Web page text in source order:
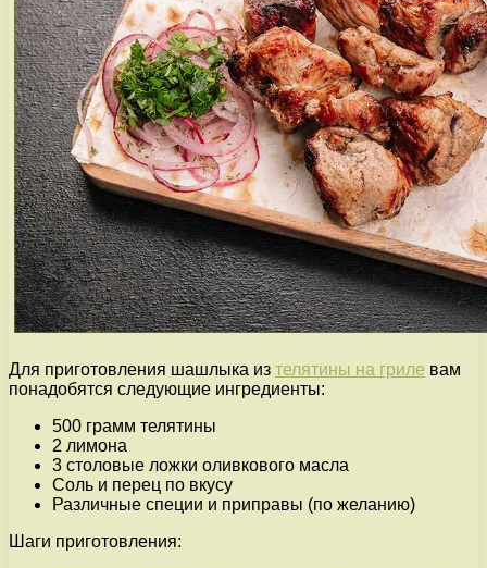
Для приготовления шашлыка из телятины на гриле вам
понадобятся следующие ингредиенты:
500 грамм телятины
2 лимона
3 столовые ложки оливкового масла
Соль и перец по вкусу
Различные специи и приправы (по желанию)
Шаги приготовления: